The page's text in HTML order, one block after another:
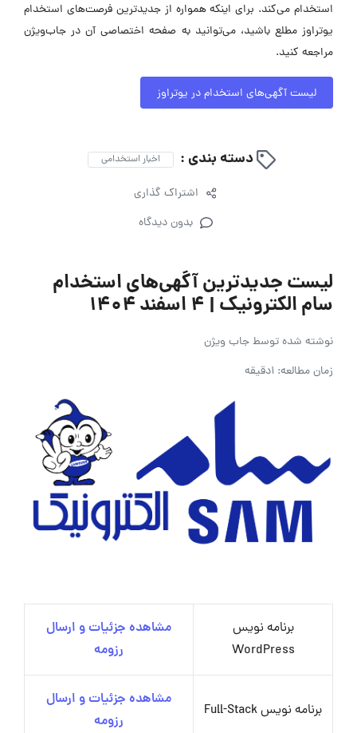
استخدام می‌کند. برای اینکه همواره از جدیدترین فرصت‌های استخدام
یوتراوز مطلع باشید، می‌توانید به صفحه اختصاصی آن در جاب‌ویژن
مراجعه کنید.
لیست آگهی‌های استخدام در یوتراوز
دسته بندی : اخبار استخدامی
اشتراک گذاری
بدون دیدگاه
لیست جدیدترین آگهی‌های استخدام
سام الکترونیک | ۴ اسفند ۱۴۰۴
نوشته شده توسطجاب ویژن
زمان مطالعه: 1دقیقه
برنامه نویس
WordPress
مشاهده جزئیات و ارسال
رزومه
برنامه نویس Full-Stack
مشاهده جزئیات و ارسال
رزومه